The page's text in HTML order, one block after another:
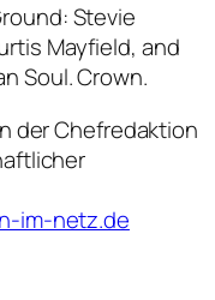
Stevie
Mayfield, and
Soul. Crown.
der Chefredaktion
im-netz.de